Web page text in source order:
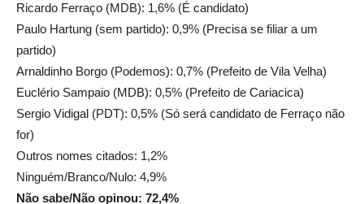
Ricardo Ferraço (MDB): 1,6% (É candidato)
Paulo Hartung (sem partido): 0,9% (Precisa se filiar a um
partido)
Arnaldinho Borgo (Podemos): 0,7% (Prefeito de Vila Velha)
Euclério Sampaio (MDB): 0,5% (Prefeito de Cariacica)
Sergio Vidigal (PDT): 0,5% (Só será candidato de Ferraço não
for)
Outros nomes citados: 1,2%
Ninguém/Branco/Nulo: 4,9%
Não sabe/Não opinou: 72,4%